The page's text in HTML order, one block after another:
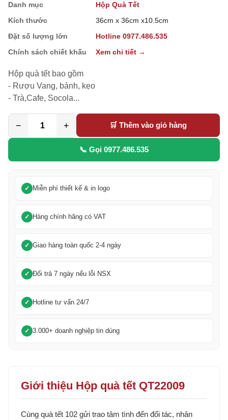
Danh mục
Hộp Quà Tết
Kích thước
36cm x 36cm x10.5cm
Đặt số lượng lớn
Hotline 0977.486.535
Chính sách chiết khấu
Xem chi tiết →
Hộp quà tết bao gồm
- Rượu Vang, bánh, kẹo
- Trà,Cafe, Socola...
− + 🛒 Thêm vào giỏ hàng
📞 Gọi 0977.486.535
Miễn phí thiết kế & in logo
Hàng chính hãng có VAT
Giao hàng toàn quốc 2-4 ngày
Đổi trả 7 ngày nếu lỗi NSX
Hotline tư vấn 24/7
3.000+ doanh nghiệp tin dùng
Giới thiệu Hộp quà tết QT22009
Cùng quà tết 102 gửi trao tâm tình đến đối tác, nhân